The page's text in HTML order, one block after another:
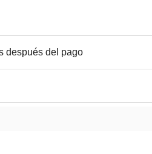
después del pago